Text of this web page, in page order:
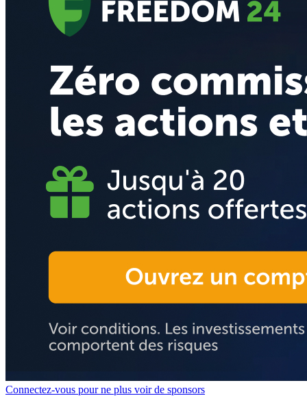
Connectez-vous pour ne plus voir de sponsors